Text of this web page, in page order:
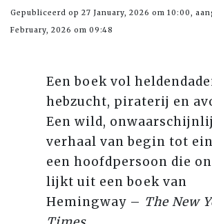
Gepubliceerd op 27 January, 2026 om 10:00,
February, 2026 om 09:48
Een boek vol
hebzucht, piraterij en
Een wild,
verhaal van begin tot
een hoofdpersoon die
lijkt uit een boek van
Hemingway – The New